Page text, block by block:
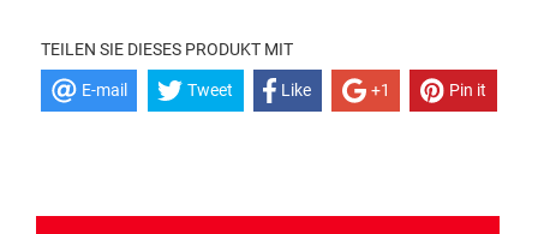
TEILEN SIE DIESES PRODUKT MIT
E-mail Tweet Like +1 Pin it